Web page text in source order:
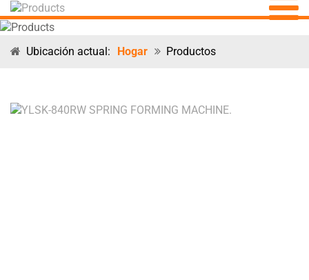
Ubicación actual: Hogar Productos